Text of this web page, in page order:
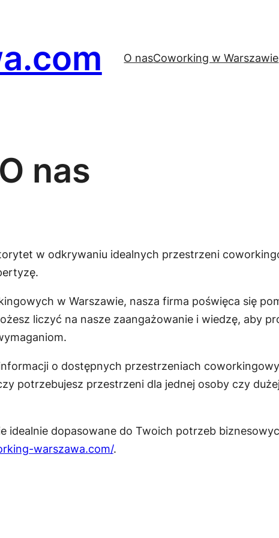
O nasCoworking w Warszawie
O nas
w odkrywaniu idealnych przestrzeni
w Warszawie, nasza firma poświęca się
liczyć na nasze zaangażowanie i wiedzę, aby
o dostępnych przestrzeniach
potrzebujesz przestrzeni dla jednej osoby czy
dopasowane do Twoich potrzeb
warszawa.com/.